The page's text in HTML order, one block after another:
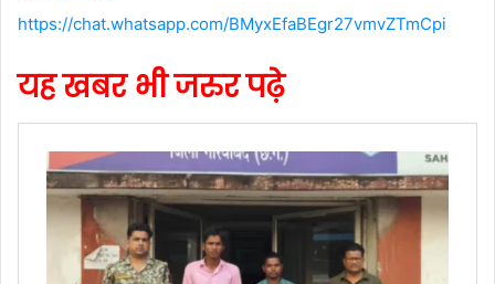
https://chat.whatsapp.com/BMyxEfaBEgr27vmvZTmCpi
यह खबर भी जरुर पढ़े